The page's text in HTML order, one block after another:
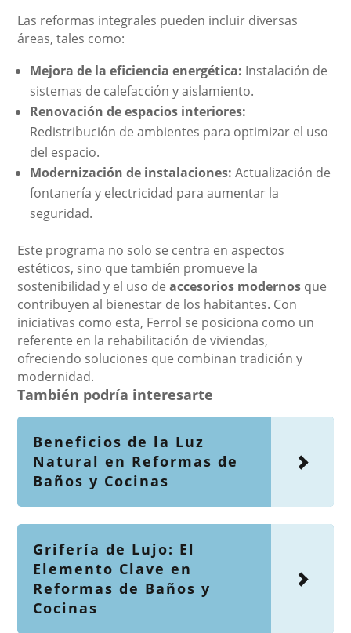
Las reformas integrales pueden incluir diversas
áreas, tales como:
Mejora de la eficiencia energética: Instalación de
sistemas de calefacción y aislamiento.
Renovación de espacios interiores:
Redistribución de ambientes para optimizar el uso
del espacio.
Modernización de instalaciones: Actualización de
fontanería y electricidad para aumentar la
seguridad.
Este programa no solo se centra en aspectos
estéticos, sino que también promueve la
sostenibilidad y el uso deaccesorios modernos que
contribuyen al bienestar de los habitantes. Con
iniciativas como esta, Ferrol se posiciona como un
referente en la rehabilitación de viviendas,
ofreciendo soluciones que combinan tradición y
modernidad.
También podría interesarte
Beneficios de la Luz
Natural en Reformas de
Baños y Cocinas
Grifería de Lujo: El
Elemento Clave en
Reformas de Baños y
Cocinas